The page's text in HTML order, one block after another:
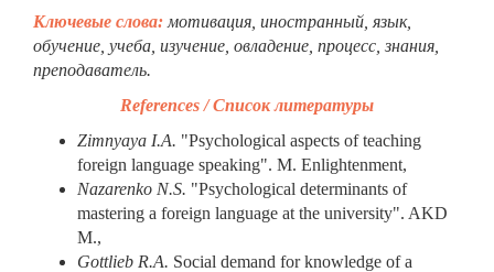
Ключевые слова: мотивация, иностранный, язык,
обучение, учеба, изучение, овладение, процесс, знания,
преподаватель.
References / Список литературы
Zimnyaya I.A. "Psychological aspects of teaching
foreign language speaking". M. Enlightenment,
Nazarenko N.S. "Psychological determinants of
mastering a foreign language at the university". AKD
M.,
Gottlieb R.A. Social demand for knowledge of a